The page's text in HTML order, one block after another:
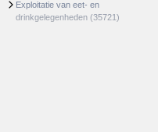
Exploitatie van eet- en
drinkgelegenheden (35721)